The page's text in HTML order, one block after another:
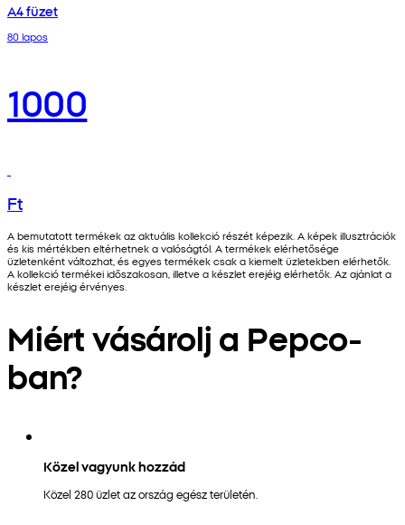
A4 füzet
80 lapos
1000
Ft
A bemutatott termékek az aktuális kollekció részét képezik. A képek illusztrációk
és kis mértékben eltérhetnek a valóságtól. A termékek elérhetősége
üzletenként változhat, és egyes termékek csak a kiemelt üzletekben elérhetők.
A kollekció termékei időszakosan, illetve a készlet erejéig elérhetők. Az ajánlat a
készlet erejéig érvényes.
Miért vásárolj a Pepco-
ban?
Közel vagyunk hozzád
Közel 280 üzlet az ország egész területén.